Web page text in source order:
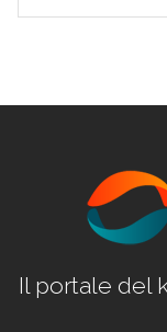
Il portale del